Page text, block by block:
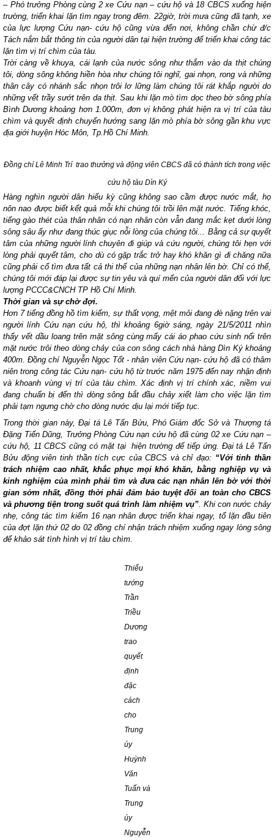
– Phó trưởng Phòng cùng 2 xe Cứu nạn – cứu hộ và 18 CBCS xuống hiện
trường, triển khai lặn tìm ngay trong đêm. 22giờ, trời mưa cũng đã tạnh, xe
của lực lượng Cứu nạn- cứu hộ cũng vừa đến nơi, không chần chừ đ/c
Tách nắm bắt thông tin của người dân tại hiện trường để triển khai công tác
lặn tìm vị trí chìm của tàu.
Trời càng về khuya, cái lạnh của nước sông như thắm vào da thịt chúng
tôi, dòng sông không hiền hòa như chúng tôi nghĩ, gai nhọn, rong và những
thân cây có nhánh sắc nhọn trôi lơ lững làm chúng tôi rát khắp người do
những vết trầy sướt trên da thịt. Sau khi lặn mò tìm dọc theo bờ sông phía
Bình Dương khoảng hơn 1.000m, đơn vị không phát hiện ra vị trí của tàu
chìm và quyết định chuyển hướng sang lặn mò phía bờ sông gần khu vực
địa giới huyện Hóc Môn, Tp.Hồ Chí Minh.
Đồng chí Lê Minh Trí trao thưởng và động viên CBCS đã có thành tích trong việc
cứu hộ tàu Dìn Ký
Hàng nghìn người dân hiếu kỳ cũng không sao cầm được nước mắt, họ
nôn nao được biết kết quả mỗi khi chúng tôi trồi lên mặt nước. Tiếng khóc,
tiếng gào thét của thân nhân có nạn nhân còn vẫn đang mắc kẹt dưới lòng
sông sâu ấy như đang thúc giục nỗi lòng của chúng tôi... Bằng cả sự quyết
tâm của những người lính chuyên đi giúp và cứu người, chúng tôi hẹn với
lòng phải quyết tâm, cho dù có gặp trắc trở hay khó khăn gì đi chăng nữa
cũng phải cố tìm đưa tất cả thi thể của những nạn nhân lên bờ. Chỉ có thế,
chúng tôi mới đáp lại được sự tin yêu và quí mến của người dân đối với lực
lượng PCCC&CNCH TP Hồ Chí Minh.
Thời gian và sự chờ đợi.
Hơn 7 tiếng đồng hồ tìm kiếm, sự thất vọng, mệt mỏi đang đè nặng trên vai
người lính Cứu nạn cứu hộ, thì khoảng 6giờ sáng, ngày 21/5/2011 nhìn
thấy vết dầu loang trên mặt sông cùng mấy cái áo phao cứu sinh nổi trên
mặt nước trôi theo dòng chảy của con sông cách nhà hàng Dìn Ký khoảng
400m. Đồng chí Nguyễn Ngọc Tốt - nhân viên Cứu nạn- cứu hộ đã có thâm
niên trong công tác Cứu nạn- cứu hộ từ trước năm 1975 đến nay nhận định
và khoanh vùng vị trí của tàu chìm. Xác định vị trí chính xác, niềm vui
đang chuẩn bị đến thì dòng sông bắt đầu chảy xiết làm cho việc lặn tìm
phải tạm ngưng chờ cho dòng nước dịu lại mới tiếp tục.
Trong thời gian này, Đại tá Lê Tấn Bửu, Phó Giám đốc Sở và Thượng tá
Đặng Tiến Dũng, Trưởng Phòng Cứu nạn cứu hộ đã cùng 02 xe Cứu nạn –
cứu hộ, 11 CBCS cũng có mặt tại hiện trường để tiếp ứng. Đại tá Lê Tấn
Bửu động viên tinh thần tích cực của CBCS và chỉ đạo: “Với tinh thần
trách nhiệm cao nhất, khắc phục mọi khó khăn, bằng nghiệp vụ và
kinh nghiệm của mình phải tìm và đưa các nạn nhân lên bờ với thời
gian sớm nhất, đồng thời phải đảm bảo tuyệt đối an toàn cho CBCS
và phương tiện trong suốt quá trình làm nhiệm vụ”. Khi con nước chảy
nhẹ, công tác tìm kiếm 16 nạn nhân được triển khai ngay, tổ lặn đầu tiên
của đợt lặn thứ 02 do 02 đồng chí nhận trách nhiệm xuống ngay lòng sông
để khảo sát tình hình vị trí tàu chìm.
Thiếu
tướng
Trần
Triều
Dương
trao
quyết
định
đặc
cách
cho
Trung
úy
Huỳnh
Văn
Tuấn và
Trung
úy
Nguyễn